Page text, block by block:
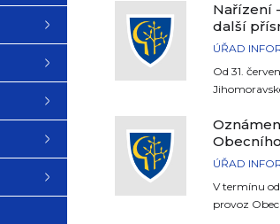
Nařízení
další
ÚŘAD
Od 31.
ÚŘAD
V termínu od
provoz